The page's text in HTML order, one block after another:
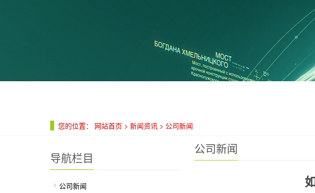
您的位置： 网站首页 > 新闻资讯 > 公司新闻
公司新闻
导航栏目
公司新闻